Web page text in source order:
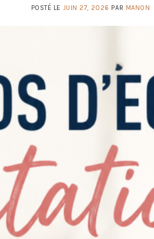
POSTÉ LE JUIN 27, 2026 PAR MANON